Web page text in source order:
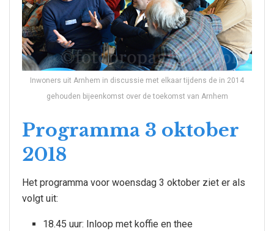
Inwoners uit Arnhem in discussie met elkaar tijdens de in 2014
gehouden bijeenkomst over de toekomst van Arnhem
Programma 3 oktober
2018
Het programma voor woensdag 3 oktober ziet er als
volgt uit:
18.45 uur: Inloop met koffie en thee